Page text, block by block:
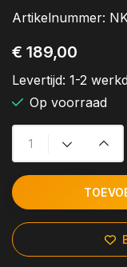
Artikelnummer:
€ 189,00
Levertijd: 1-2
Op voorraad